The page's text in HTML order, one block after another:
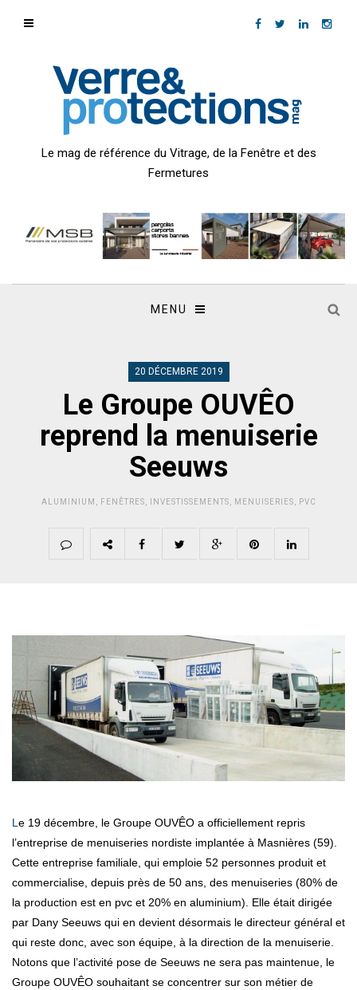
Le mag de référence du Vitrage, de la Fenêtre et des
Fermetures
MENU
20 DÉCEMBRE 2019
Le Groupe OUVÊO
reprend la menuiserie
Seeuws
ALUMINIUM FENÊTRES INVESTISSEMENTS MENUISERIES PVC
Le 19 décembre, le Groupe OUVÊO a officiellement repris
l’entreprise de menuiseries nordiste implantée à Masnières (59).
Cette entreprise familiale, qui emploie 52 personnes produit et
commercialise, depuis près de 50 ans, des menuiseries (80% de
la production est en pvc et 20% en aluminium). Elle était dirigée
par Dany Seeuws qui en devient désormais le directeur général et
qui reste donc, avec son équipe, à la direction de la menuiserie.
Notons que l’activité pose de Seeuws ne sera pas maintenue, le
Groupe OUVÊO souhaitant se concentrer sur son métier de